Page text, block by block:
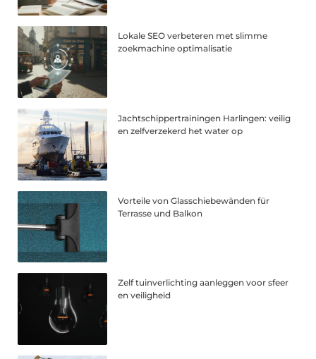
Lokale SEO verbeteren met slimme
zoekmachine optimalisatie
Jachtschippertrainingen Harlingen: veilig
en zelfverzekerd het water op
Vorteile von Glasschiebewänden für
Terrasse und Balkon
Zelf tuinverlichting aanleggen voor sfeer
en veiligheid